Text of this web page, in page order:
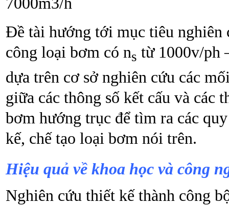
Đề tài hướng tới mục tiêu nghiên
công loại bơm có ns từ 1000v/ph
dựa trên cơ sở nghiên cứu các
giữa các thông số kết cấu và các
bơm hướng trục để tìm ra các
kế, chế tạo loại bơm nói trên.
Hiệu quả về khoa học và công
Nghiên cứu thiết kế thành công